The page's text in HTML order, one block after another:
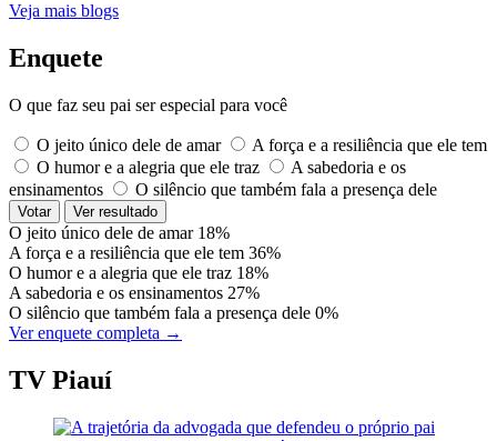
Veja mais blogs
Enquete
O que faz seu pai ser especial para você
O jeito único dele de amar
A força e a resiliência que ele tem
O humor e a alegria que ele traz
A sabedoria e os
ensinamentos
O silêncio que também fala a presença dele
Votar Ver resultado
O jeito único dele de amar 18%
A força e a resiliência que ele tem 36%
O humor e a alegria que ele traz 18%
A sabedoria e os ensinamentos 27%
O silêncio que também fala a presença dele 0%
Ver enquete completa →
TV Piauí